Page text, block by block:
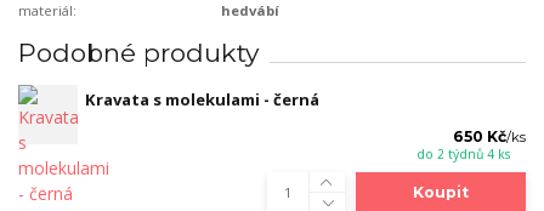
materiál:
hedvábí
Podobné produkty
Kravata s molekulami - černá
650 Kč/ks
do 2 týdnů 4 ks
Koupit